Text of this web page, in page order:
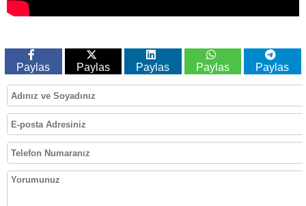
Paylas Paylas Paylas Paylas Paylas